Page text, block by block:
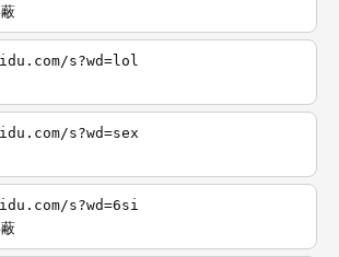
s?wd=lol
s?wd=sex
s?wd=6si